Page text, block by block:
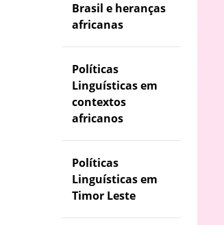
Brasil e heranças
africanas
Políticas
Linguísticas em
contextos
africanos
Políticas
Linguísticas em
Timor Leste